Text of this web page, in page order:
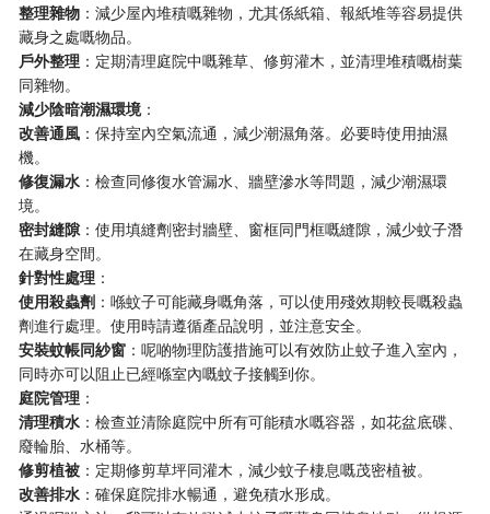
​整理雜物​ ​：減少屋內堆積嘅雜物，尤其係紙箱、報紙堆等容易提供
藏身之處嘅物品。
​戶外整理​ ​：定期清理庭院中嘅雜草、修剪灌木，並清理堆積嘅樹葉
同雜物。
​減少陰暗潮濕環境​​：
​改善通風​ ​：保持室內空氣流通，減少潮濕角落。必要時使用抽濕
機。
​修復漏水​ ​：檢查同修復水管漏水、牆壁滲水等問題，減少潮濕環
境。
​密封縫隙​​：使用填縫劑密封牆壁、窗框同門框嘅縫隙，減少蚊子潛
在藏身空間。
​針對性處理​ ​：
​使用殺蟲劑​ ​：喺蚊子可能藏身嘅角落，可以使用殘效期較長嘅殺蟲
劑進行處理。使用時請遵循產品說明，並注意安全。
​安裝蚊帳同紗窗​ ​：呢啲物理防護措施可以有效防止蚊子進入室內，
同時亦可以阻止已經喺室內嘅蚊子接觸到你。
​庭院管理​ ​：
​清理積水​ ​：檢查並清除庭院中所有可能積水嘅容器，如花盆底碟、
廢輪胎、水桶等。
​修剪植被​ ​：定期修剪草坪同灌木，減少蚊子棲息嘅茂密植被。
​改善排水​ ​：確保庭院排水暢通，避免積水形成。